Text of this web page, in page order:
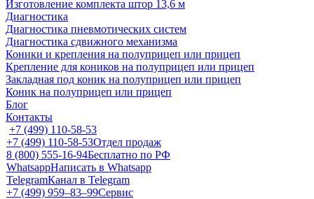
Изготовление комплекта штор 13,6 м
Диагностика
Диагностика пневмотических систем
Диагностика сдвижного механизма
Коники и крепления на полуприцеп или прицеп
Крепление для коников на полуприцеп или прицеп
Закладная под коник на полуприцеп или прицеп
Коник на полуприцеп или прицеп
Блог
Контакты
+7 (499) 110-58-53
+7 (499) 110-58-53Отдел продаж
8 (800) 555-16-94Бесплатно по РФ
WhatsappНаписать в Whatsapp
TelegramКанал в Telegram
+7 (499) 959‒83‒99Сервис